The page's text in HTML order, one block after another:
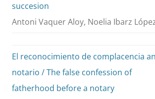
succesion
Antoni Vaquer Aloy, Noelia Ibarz
El reconocimiento de complacencia
notario / The false confession of
fatherhood before a notary